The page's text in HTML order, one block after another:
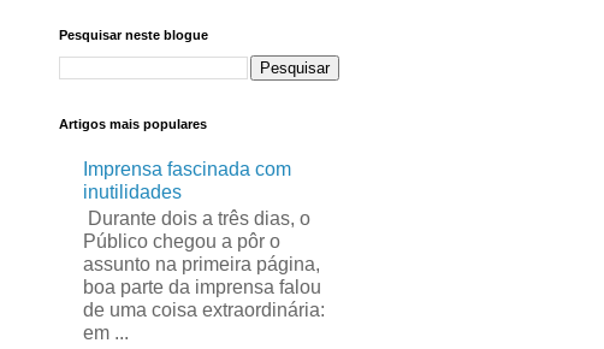
Pesquisar neste blogue
Artigos mais populares
Imprensa fascinada com
inutilidades
Durante dois a três dias, o
Público chegou a pôr o
assunto na primeira página,
boa parte da imprensa falou
de uma coisa extraordinária:
em ...